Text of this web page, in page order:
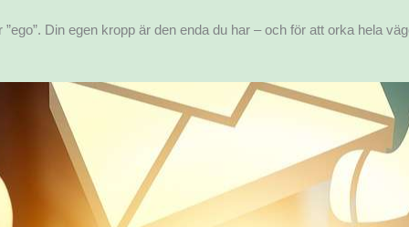
Din egen kropp är den enda du har – och för att orka hela